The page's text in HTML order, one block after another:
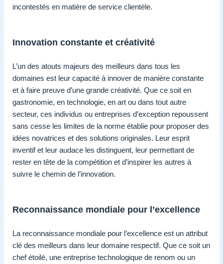
incontestés en matière de service clientèle.
Innovation constante et créativité
L’un des atouts majeurs des meilleurs dans tous les
domaines est leur capacité à innover de manière constante
et à faire preuve d’une grande créativité. Que ce soit en
gastronomie, en technologie, en art ou dans tout autre
secteur, ces individus ou entreprises d’exception repoussent
sans cesse les limites de la norme établie pour proposer des
idées novatrices et des solutions originales. Leur esprit
inventif et leur audace les distinguent, leur permettant de
rester en tête de la compétition et d’inspirer les autres à
suivre le chemin de l’innovation.
Reconnaissance mondiale pour l’excellence
La reconnaissance mondiale pour l’excellence est un attribut
clé des meilleurs dans leur domaine respectif. Que ce soit un
chef étoilé, une entreprise technologique de renom ou un